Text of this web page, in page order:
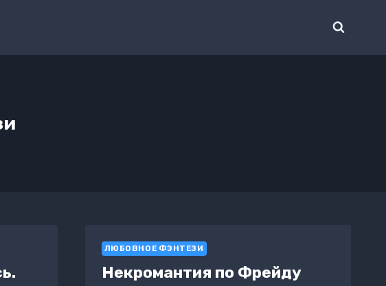
ЛЮБОВНОЕ ФЭНТЕЗИ
Некромантия по Фрейду